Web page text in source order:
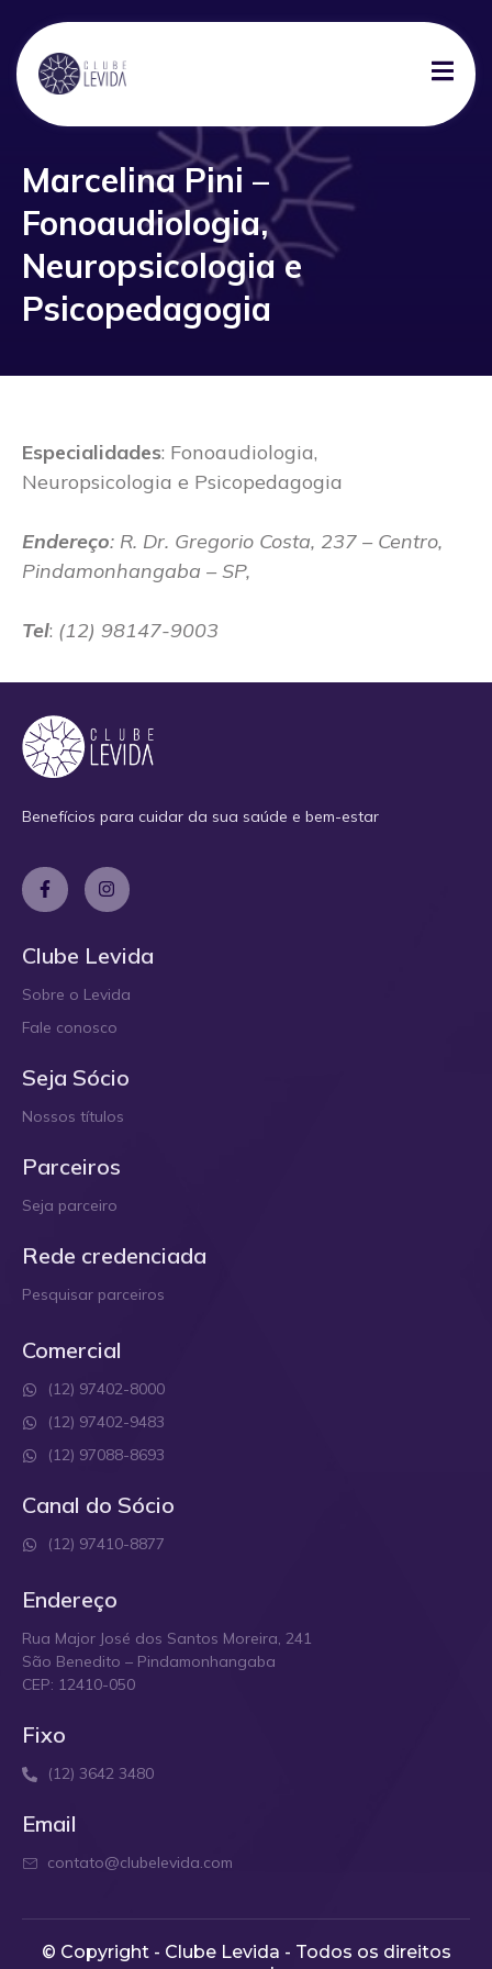
Marcelina Pini –
Fonoaudiologia,
Neuropsicologia e
Psicopedagogia
Especialidades: Fonoaudiologia,
Neuropsicologia e Psicopedagogia
Endereço: R. Dr. Gregorio Costa, 237 – Centro,
Pindamonhangaba – SP,
Tel: (12) 98147-9003
Benefícios para cuidar da sua saúde e bem-estar
Clube Levida
Sobre o Levida
Fale conosco
Seja Sócio
Nossos títulos
Parceiros
Seja parceiro
Rede credenciada
Pesquisar parceiros
Comercial
(12) 97402-8000
(12) 97402-9483
(12) 97088-8693
Canal do Sócio
(12) 97410-8877
Endereço
Rua Major José dos Santos Moreira, 241
São Benedito – Pindamonhangaba
CEP: 12410-050
Fixo
(12) 3642 3480
Email
contato@clubelevida.com
© Copyright - Clube Levida - Todos os direitos